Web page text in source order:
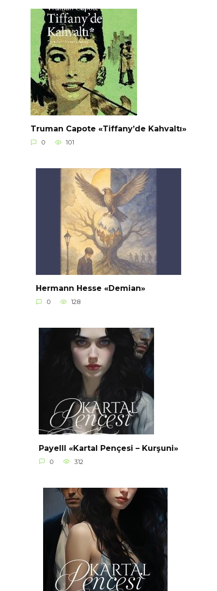
Truman Capote «Tiffany’de Kahvaltı»
0 101
Hermann Hesse «Demian»
0 128
Payelll «Kartal Pençesi – Kurşuni»
0 312